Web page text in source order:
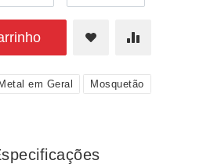
Metal em Geral Mosquetão